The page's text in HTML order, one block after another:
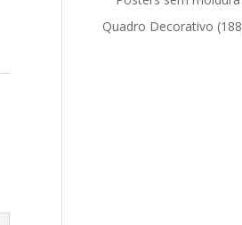
Quadro Decorativo 188